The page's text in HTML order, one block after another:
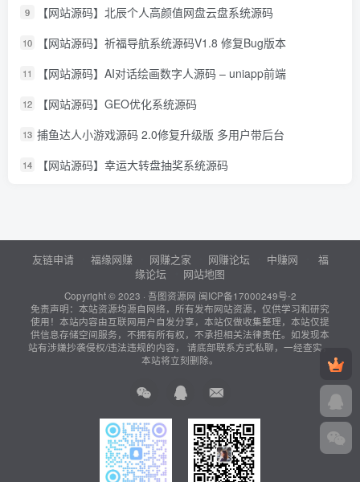
9 【网站源码】北辰个人高颜值网盘云盘系统源码
10 【网站源码】祈福导航系统源码V1.8 修复Bug版本
11 【网站源码】AI对话绘画数字人源码 – uniapp前端
12 【网站源码】GEO优化系统源码
13 捕鱼达人小游戏源码 2.0修复升级版 多用户带后台
14 【网站源码】幸运大转盘抽奖系统源码
友链申请 福缘网赚 网赚之家 网赚论坛 中赚网
福
缘论坛
网站地图
Copyright © 2023 · 吾图资源网 闽ICP备17000249号-2
免责声明：本站资源均源自网络，所有发布网站资源，仅供学习和研究
使用！本站内容由互联网用户自发分享，本站仅做收集整理，本站仅提
供信息存储空间服务，不拥有所有权，不承担相关法律责任。如发现本
站有涉嫌抄袭侵权/违法违规的内容， 请底部联系方式私聊，一经查实，
本站将立刻删除。